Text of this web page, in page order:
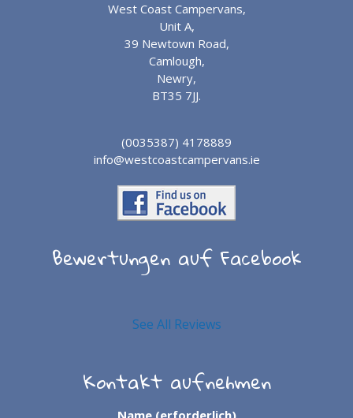
West Coast Campervans,
Unit A,
39 Newtown Road,
Camlough,
Newry,
BT35 7JJ.
(0035387) 4178889
info@westcoastcampervans.ie
Bewertungen auf Facebook
See All Reviews
Kontakt aufnehmen
Name (erforderlich)